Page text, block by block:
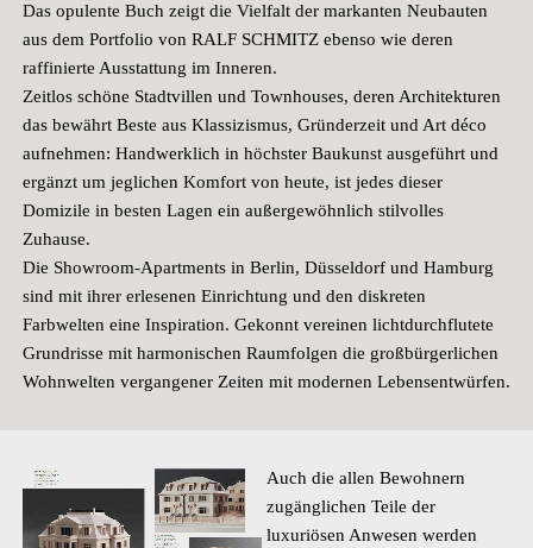
Das opulente Buch zeigt die Vielfalt der markanten Neubauten
aus dem Portfolio von RALF SCHMITZ ebenso wie deren
raffinierte Ausstattung im Inneren.
Zeitlos schöne Stadtvillen und Townhouses, deren Architekturen
das bewährt Beste aus Klassizismus, Gründerzeit und Art déco
aufnehmen: Handwerklich in höchster Baukunst ausgeführt und
ergänzt um jeglichen Komfort von heute, ist jedes dieser
Domizile in besten Lagen ein außergewöhnlich stilvolles
Zuhause.
Die Showroom-Apartments in Berlin, Düsseldorf und Hamburg
sind mit ihrer erlesenen Einrichtung und den diskreten
Farbwelten eine Inspiration. Gekonnt vereinen lichtdurchflutete
Grundrisse mit harmonischen Raumfolgen die großbürgerlichen
Wohnwelten vergangener Zeiten mit modernen Lebensentwürfen.
Auch die allen Bewohnern
zugänglichen Teile der
luxuriösen Anwesen werden